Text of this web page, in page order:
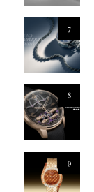
7
8
9